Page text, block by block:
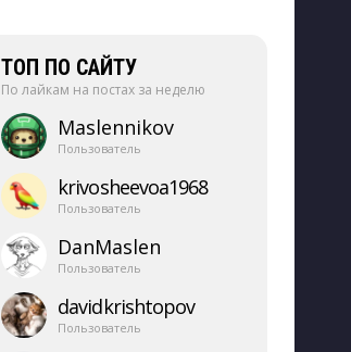
ТОП ПО САЙТУ
По лайкам на постах за неделю
Maslennikov
Пользователь
krivosheevoa1968
Пользователь
DanMaslen
Пользователь
davidkrishtopov
Пользователь